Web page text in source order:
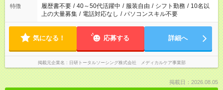
場合は応募できません。
特徴 履歴書不要 / 40～50代活躍中 / 服装自由 / シフト勤務 / 10名以
上の大量募集 / 電話対応なし / パソコンスキル不要
気になる！ 応募する 詳細へ
掲載元企業名 日研トータルソーシング株式会社 メディカルケア事業部
掲載日：2026.08.05